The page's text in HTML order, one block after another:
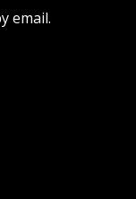
email.